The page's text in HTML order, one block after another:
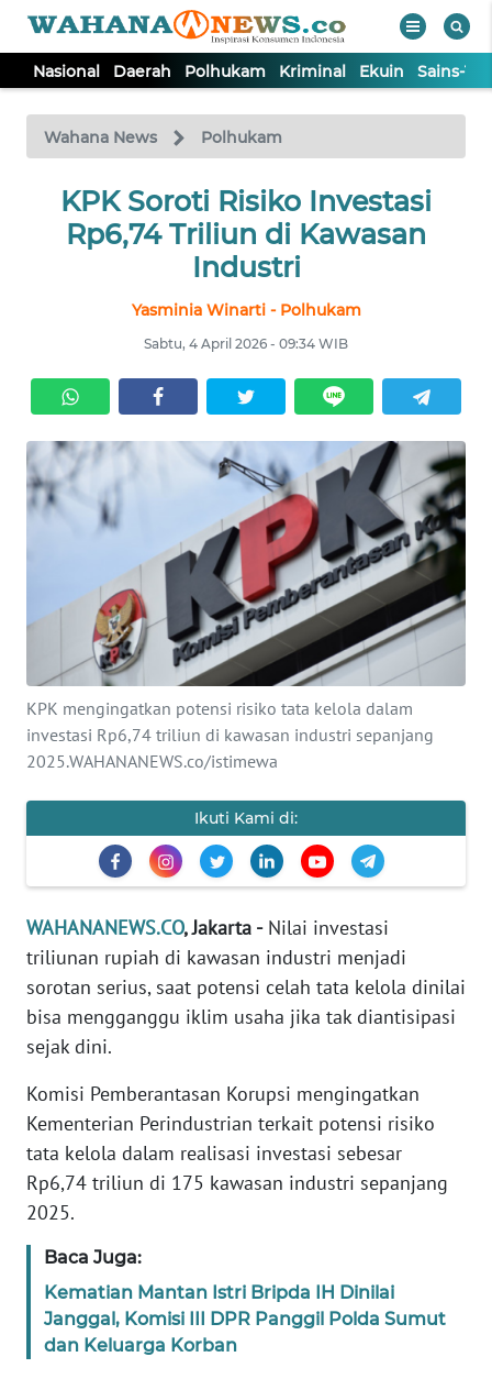
Nasional Daerah Polhukam Kriminal Ekuin Sains-
Wahana News Polhukam
KPK Soroti Risiko Investasi
Rp6,74 Triliun di Kawasan
Industri
Yasminia Winarti - Polhukam
Sabtu, 4 April 2026 - 09:34 WIB
KPK mengingatkan potensi risiko tata kelola dalam
investasi Rp6,74 triliun di kawasan industri sepanjang
2025.WAHANANEWS.co/istimewa
Ikuti Kami di:
WAHANANEWS.CO, Jakarta -Nilai investasi
triliunan rupiah di kawasan industri menjadi
sorotan serius, saat potensi celah tata kelola dinilai
bisa mengganggu iklim usaha jika tak diantisipasi
sejak dini.
Komisi Pemberantasan Korupsi mengingatkan
Kementerian Perindustrian terkait potensi risiko
tata kelola dalam realisasi investasi sebesar
Rp6,74 triliun di 175 kawasan industri sepanjang
2025.
Baca Juga:
Kematian Mantan Istri Bripda IH Dinilai
Janggal, Komisi III DPR Panggil Polda Sumut
dan Keluarga Korban
TV
Tutup
NASIONAL
KRIMINAL
EKUIN
SAINS-TEKNO
INTERNASIONAL
SERBA-SERBI
PENDIDIKAN
EDITORIAL
Informasi
INDEKS
BERITA
KONTAK
KAMI
INFO
TENTANG
KAMI